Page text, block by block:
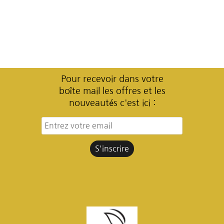
Pour recevoir dans votre
boîte mail les offres et les
nouveautés c'est ici :